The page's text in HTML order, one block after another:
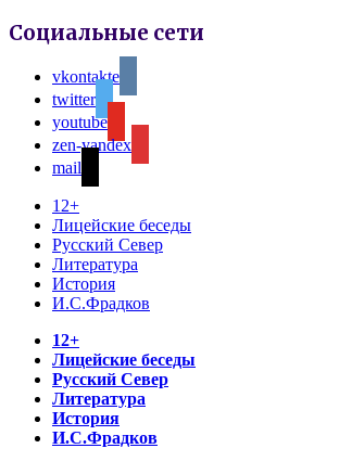
Социальные сети
vkontakte
twitter
youtube
zen-yandex
mail
12+
Лицейские беседы
Русский Север
Литература
История
И.С.Фрадков
12+
Лицейские беседы
Русский Север
Литература
История
И.С.Фрадков